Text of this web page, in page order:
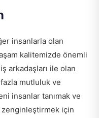
insanlarla olan
kalitemizde önemli
arkadaşları ile olan
mutluluk ve
insanlar tanımak ve
zenginleştirmek için